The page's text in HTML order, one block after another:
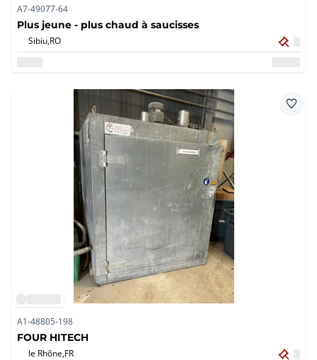
A7-49077-64
Plus jeune - plus chaud à saucisses
Sibiu,RO
A1-48805-198
FOUR HITECH
le Rhône,FR